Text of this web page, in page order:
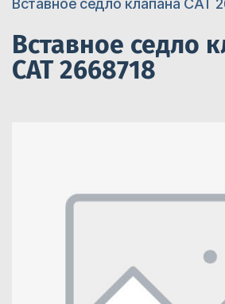
Вставное седло клапана CAT
Вставное седло
CAT 2668718